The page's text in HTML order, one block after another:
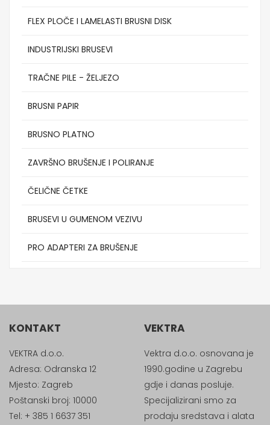
FLEX PLOČE I LAMELASTI BRUSNI DISK
INDUSTRIJSKI BRUSEVI
TRAČNE PILE - ŽELJEZO
BRUSNI PAPIR
BRUSNO PLATNO
ZAVRŠNO BRUŠENJE I POLIRANJE
ČELIČNE ČETKE
BRUSEVI U GUMENOM VEZIVU
PRO ADAPTERI ZA BRUŠENJE
KONTAKT
VEKTRA d.o.o.
Adresa: Odranska 12
Mjesto: Zagreb
Poštanski broj: 10000
Tel: + 385 1 6637 351
VEKTRA
Vektra d.o.o. osnovana je
1990.godine u Zagrebu
gdje i danas posluje.
Specijalizirani smo za
prodaju sredstava i alata